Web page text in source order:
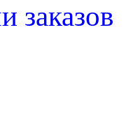
заказов